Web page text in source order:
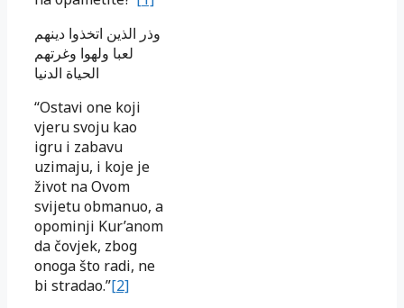
وذر الذين اتخذوا دينهم
لعبا ولهوا وغرتهم
الحياة الدنيا
“Ostavi one koji
vjeru svoju kao
igru i zabavu
uzimaju, i koje je
život na Ovom
svijetu obmanuo, a
opominji Kur’anom
da čovjek, zbog
onoga što radi, ne
bi stradao.”[2]